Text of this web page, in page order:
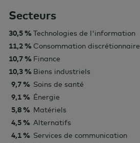
Secteurs
30,5 %Technologies de l'information
11,2 % Consommation discrétionnaire
10,7 % Finance
10,3 % Biens industriels
9,7 % Soins de santé
9,1 % Énergie
5,8 % Matériels
4,5 % Alternatifs
4,1 % Services de communication